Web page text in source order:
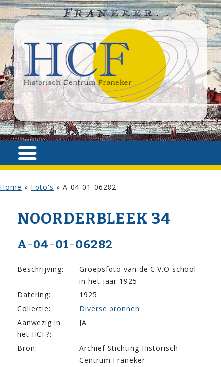
Home » Foto's » A-04-01-06282
NOORDERBLEEK 34
A-04-01-06282
Beschrijving:
Groepsfoto van de C.V.O school
in het jaar 1925
Datering:
1925
Collectie:
Diverse bronnen
Aanwezig in
het HCF?:
JA
Bron:
Archief Stichting Historisch
Centrum Franeker